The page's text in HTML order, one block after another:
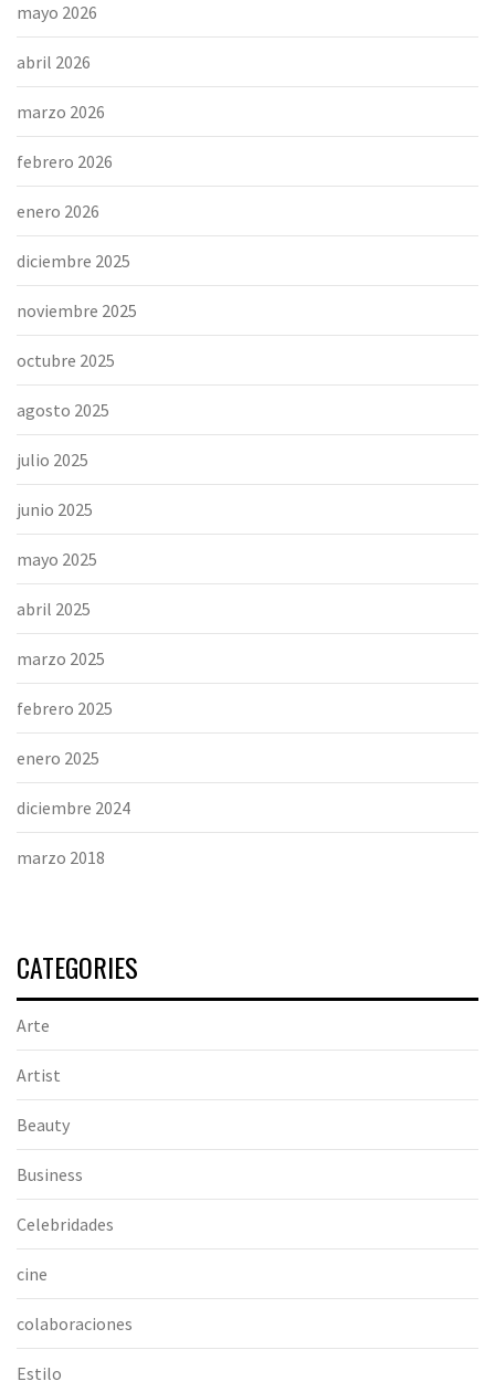
mayo 2026
abril 2026
marzo 2026
febrero 2026
enero 2026
diciembre 2025
noviembre 2025
octubre 2025
agosto 2025
julio 2025
junio 2025
mayo 2025
abril 2025
marzo 2025
febrero 2025
enero 2025
diciembre 2024
marzo 2018
CATEGORIES
Arte
Artist
Beauty
Business
Celebridades
cine
colaboraciones
Estilo